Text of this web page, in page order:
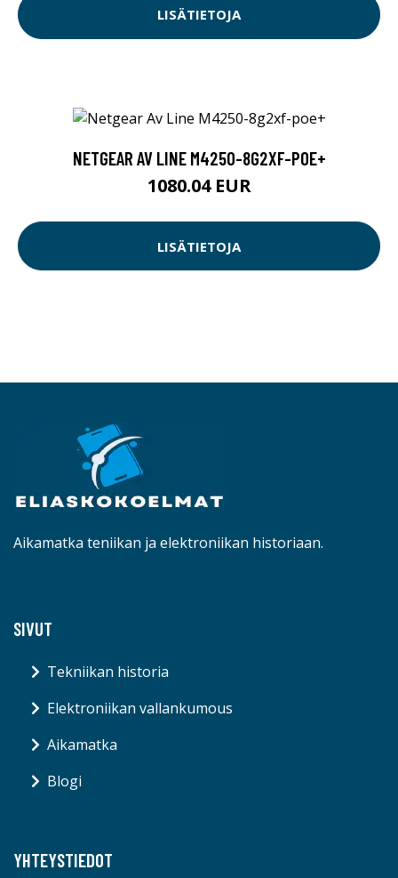
LISÄTIETOJA
NETGEAR AV LINE M4250-8G2XF-POE+
1080.04 EUR
LISÄTIETOJA
Aikamatka teniikan ja elektroniikan historiaan.
SIVUT
Tekniikan historia
Elektroniikan vallankumous
Aikamatka
Blogi
YHTEYSTIEDOT